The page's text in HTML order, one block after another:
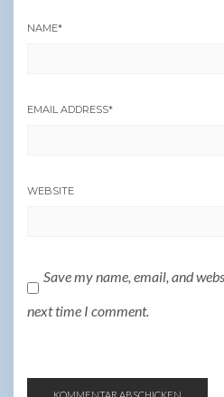
NAME*
EMAIL ADDRESS*
WEBSITE
Save my name, email, and
next time I comment.